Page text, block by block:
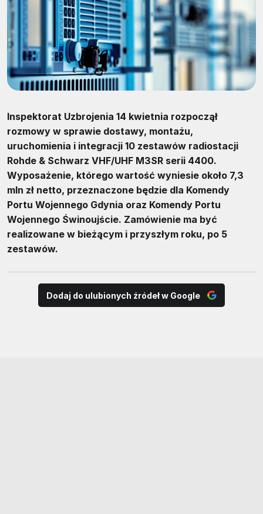
Inspektorat Uzbrojenia 14 kwietnia rozpoczął
rozmowy w sprawie dostawy, montażu,
uruchomienia i integracji 10 zestawów radiostacji
Rohde & Schwarz VHF/UHF M3SR serii 4400.
Wyposażenie, którego wartość wyniesie około 7,3
mln zł netto, przeznaczone będzie dla Komendy
Portu Wojennego Gdynia oraz Komendy Portu
Wojennego Świnoujście. Zamówienie ma być
realizowane w bieżącym i przyszłym roku, po 5
zestawów.
Dodaj do ulubionych źródeł w Google